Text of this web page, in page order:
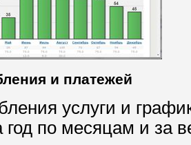
и платежей
услуги и
по месяцам и за